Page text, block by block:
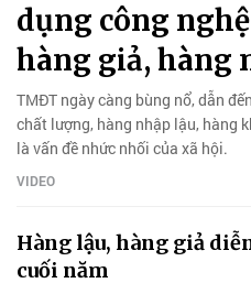
dụng công
hàng giả, hàng
TMĐT ngày càng bùng nổ, dẫn
chất lượng, hàng nhập lậu, hàng
là vấn đề nhức nhối của xã hội.
VIDEO
Hàng lậu, hàng giả
cuối năm